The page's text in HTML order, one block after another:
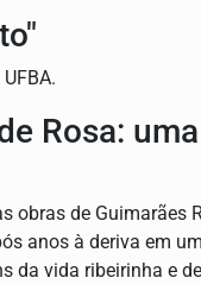
Rosa:
obras de Guimarães
anos à deriva em
da vida ribeirinha e